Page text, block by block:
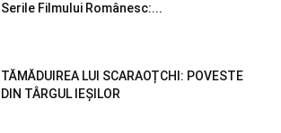
Serile Filmului Românesc:...
TĂMĂDUIREA LUI SCARAOȚCHI: POVESTE
DIN TÂRGUL IEȘILOR